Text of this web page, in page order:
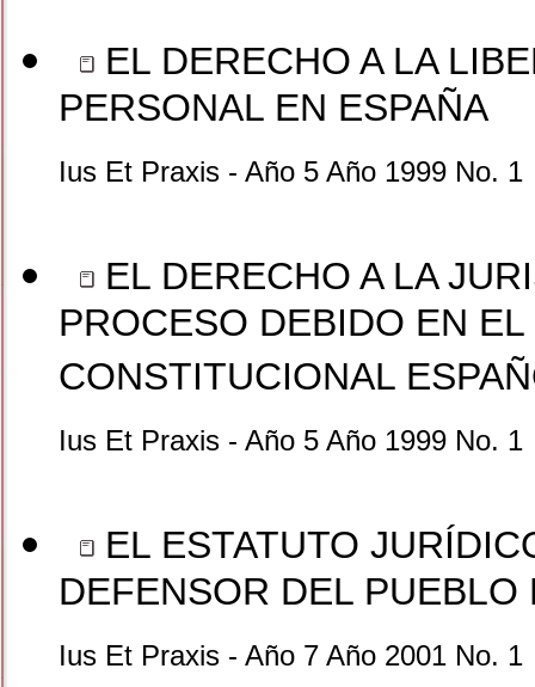
EL DERECHO A LA
PERSONAL EN ESPAÑA
Ius Et Praxis - Año 5 Año 1999 No. 1
EL DERECHO A LA
PROCESO DEBIDO EN
CONSTITUCIONAL
Ius Et Praxis - Año 5 Año 1999 No. 1
EL ESTATUTO
DEFENSOR DEL PUEBLO
Ius Et Praxis - Año 7 Año 2001 No. 1